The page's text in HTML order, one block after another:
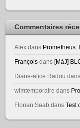
Commentaires
Alex dans Prometheus:
François dans [MàJ]
Diane-alice Radou dans
wlmtemporaire dans
Florian Saab dansTest